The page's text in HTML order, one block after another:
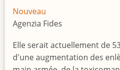
Nouveau
Agenzia Fides
Elle serait actuellement de
d'une augmentation des